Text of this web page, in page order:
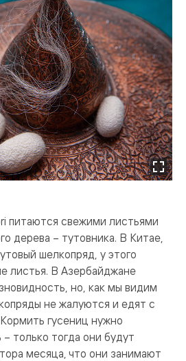
питаются свежими листьями
дерева – тутовника. В Китае,
шелкопряд, у этого
листья. В Азербайджане
но, как мы видим
не жалуются и едят с
гусениц нужно
только тогда они будут
месяца, что они занимают